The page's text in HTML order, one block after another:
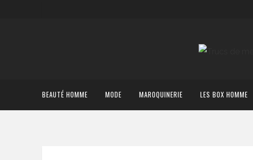
BEAUTÉ HOMME MODE MAROQUINERIE LES BOX HOMME